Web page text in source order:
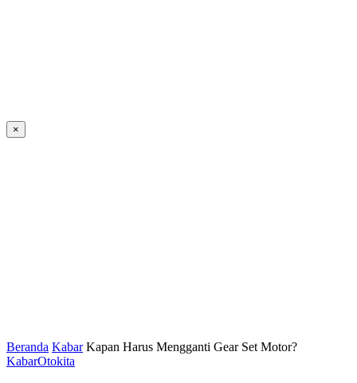
×
Beranda Kabar Kapan Harus Mengganti Gear Set Motor?
KabarOtokita